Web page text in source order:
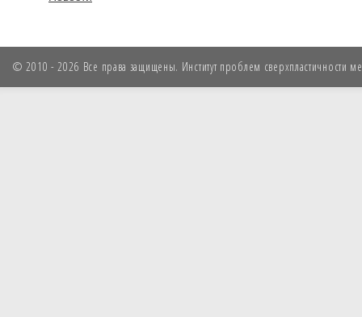
© 2010 - 2026 Все права защищены. Институт проблем сверхпластичности